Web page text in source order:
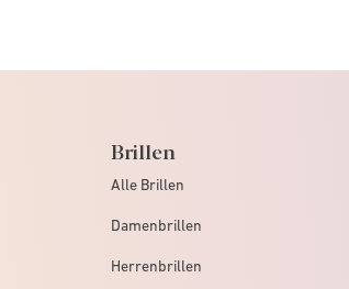
Brillen
Alle Brillen
Damenbrillen
Herrenbrillen